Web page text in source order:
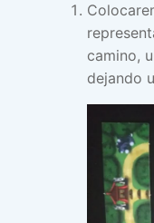
camino,
dejando